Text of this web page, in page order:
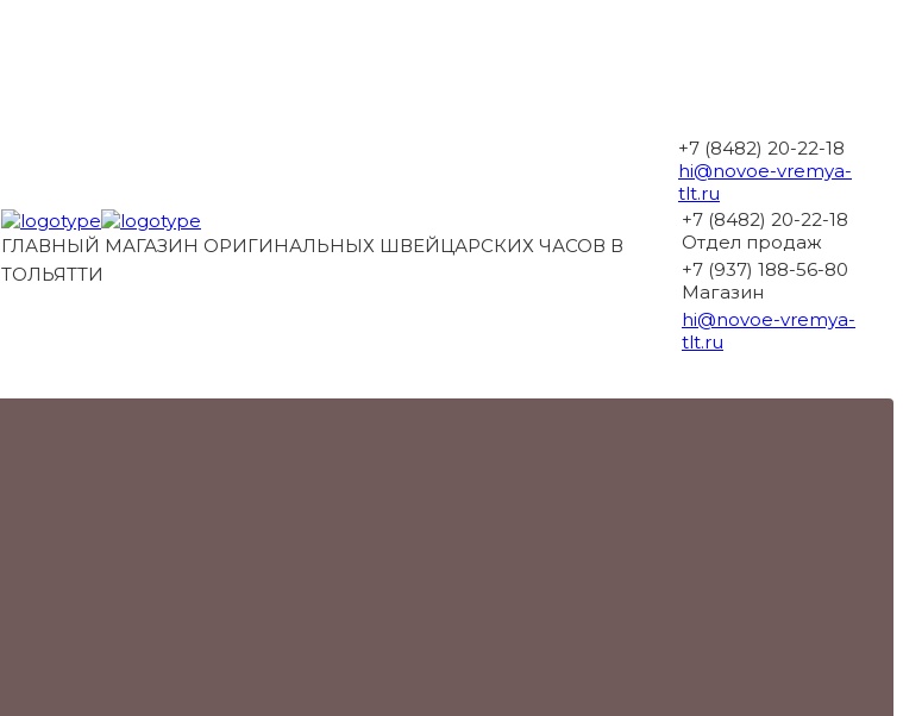
ГЛАВНЫЙ МАГАЗИН ОРИГИНАЛЬНЫХ ШВЕЙЦАРСКИХ ЧАСОВ В
ТОЛЬЯТТИ
+7 (8482) 20-22-18
hi@novoe-vremya-
tlt.ru
+7 (8482) 20-22-18
Отдел продаж
+7 (937) 188-56-80
Магазин
hi@novoe-vremya-
tlt.ru